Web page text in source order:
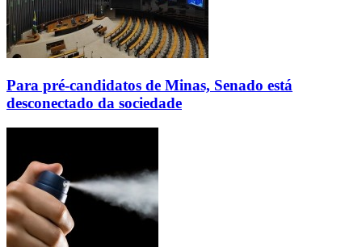
Para pré-candidatos de Minas, Senado está
desconectado da sociedade